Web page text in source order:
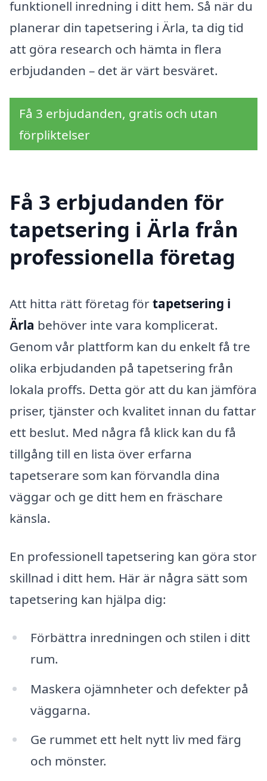
funktionell inredning i ditt hem. Så när du
planerar din tapetsering i Ärla, ta dig tid
att göra research och hämta in flera
erbjudanden – det är värt besväret.
Få 3 erbjudanden, gratis och utan
förpliktelser
Få 3 erbjudanden för
tapetsering i Ärla från
professionella företag
Att hitta rätt företag förtapetsering i
Ärla behöver inte vara komplicerat.
Genom vår plattform kan du enkelt få tre
olika erbjudanden på tapetsering från
lokala proffs. Detta gör att du kan jämföra
priser, tjänster och kvalitet innan du fattar
ett beslut. Med några få klick kan du få
tillgång till en lista över erfarna
tapetserare som kan förvandla dina
väggar och ge ditt hem en fräschare
känsla.
En professionell tapetsering kan göra stor
skillnad i ditt hem. Här är några sätt som
tapetsering kan hjälpa dig:
Förbättra inredningen och stilen i ditt
rum.
Maskera ojämnheter och defekter på
väggarna.
Ge rummet ett helt nytt liv med färg
och mönster.